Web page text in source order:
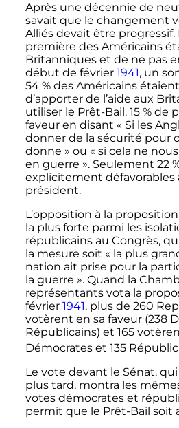
Après une décennie de
savait que le changement
Alliés devait être progressif.
première des Américains
Britanniques et de ne pas
début de février 1941, un
54 %des Américains
d’apporter de l’aide aux
utiliser le Prêt-Bail. 15 %de
faveur en disant « Si les
donner de la sécurité pour
donne » ou « si cela ne
en guerre ». Seulement 22
explicitement défavorables
président.
L’opposition à la
la plus forte parmi les
républicains au Congrès,
la mesure soit « la plus
nation ait prise pour la
la guerre ». Quand la
représentants vota la
février 1941, plus de 260
votèrent en sa faveur (238
Républicains) et 165
Démocrates et 135
Le vote devant le Sénat,
plus tard, montra les
votes démocrates et
permit que le Prêt-Bail soit